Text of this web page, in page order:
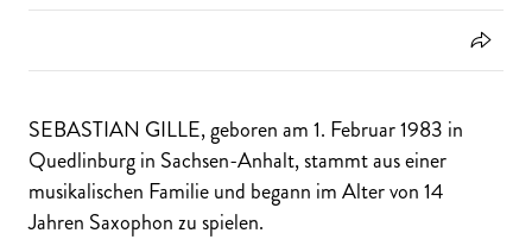
SEBASTIAN GILLE, geboren am 1. Februar 1983 in
Quedlinburg in Sachsen-Anhalt, stammt aus einer
musikalischen Familie und begann im Alter von 14
Jahren Saxophon zu spielen.